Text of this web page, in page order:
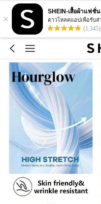
×
SHEIN-เสื้อผ้าแฟชั่
ดาวโหลดแอปเพื่อรับส่
(1,345)